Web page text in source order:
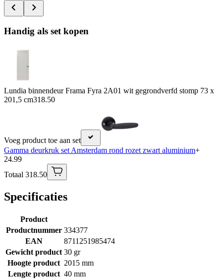
Handig als set kopen
Lundia binnendeur Frama Fyra 2A01 wit gegrondverfd stomp 73 x
201,5 cm318.50
Voeg product toe aan set
Gamma deurkruk set Amsterdam rond rozet zwart aluminium+
24.99
Totaal 318.50
Specificaties
Product
Productnummer 334377
EAN
8711251985474
Gewicht product 30 gr
Hoogte product 2015 mm
Lengte product 40 mm